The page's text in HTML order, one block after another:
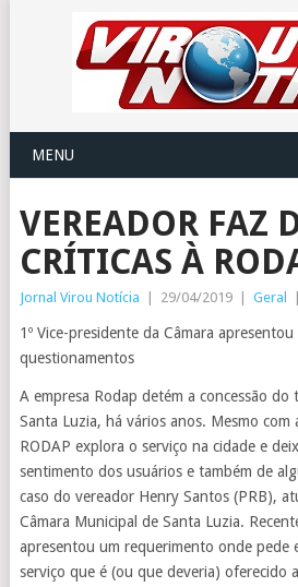
MENU
VEREADOR FAZ
CRÍTICAS À
Jornal Virou Notícia 29/04/2019 Geral
1º Vice-presidente da Câmara
questionamentos
A empresa Rodap detém a concessão
Santa Luzia, há vários anos. Mesmo
RODAP explora o serviço na cidade e
sentimento dos usuários e também de
caso do vereador Henry Santos (PRB),
Câmara Municipal de Santa Luzia.
apresentou um requerimento onde pede
serviço que é (ou que deveria) oferecido